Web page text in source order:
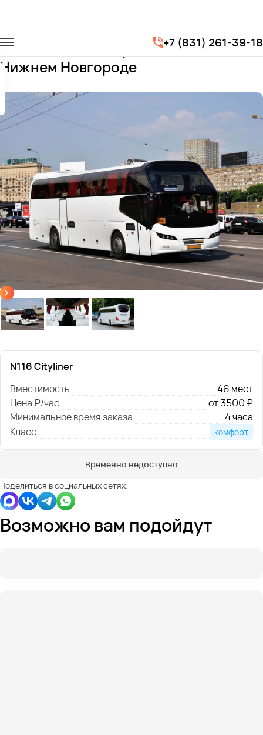
+7 (831) 261-39-18
N116 Cityliner
Заказать N116 Cityliner с водителем в
Нижнем Новгороде
N116 Cityliner
Вместимость
46 мест
Цена ₽/час
от 3500 ₽
Минимальное время заказа
4 часа
Класс
комфорт
Временно недоступно
Поделиться в социальных сетях:
Возможно вам подойдут